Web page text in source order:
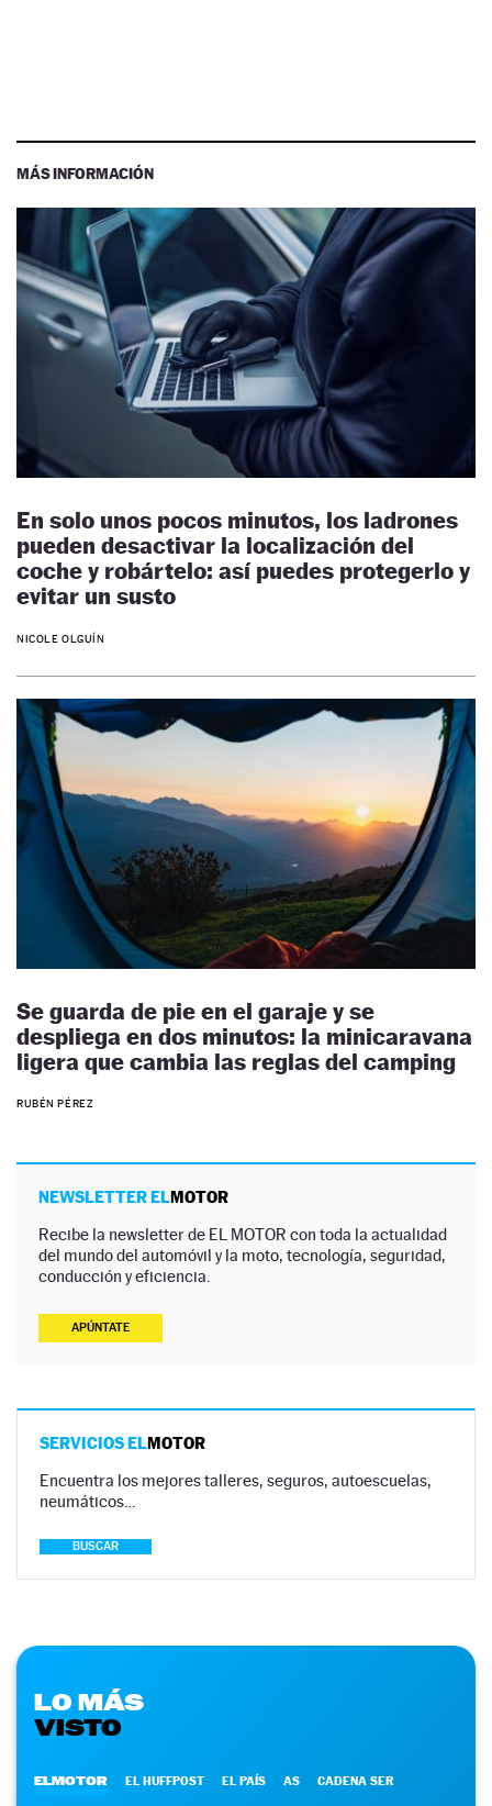
MÁS INFORMACIÓN
En solo unos pocos minutos, los ladrones
pueden desactivar la localización del
coche y robártelo: así puedes protegerlo y
evitar un susto
NICOLE OLGUÍN
Se guarda de pie en el garaje y se
despliega en dos minutos: la minicaravana
ligera que cambia las reglas del camping
RUBÉN PÉREZ
NEWSLETTER ELMOTOR
Recibe la newsletter de EL MOTOR con toda la actualidad
del mundo del automóvil y la moto, tecnología, seguridad,
conducción y eficiencia.
APÚNTATE
SERVICIOS ELMOTOR
Encuentra los mejores talleres, seguros, autoescuelas,
neumáticos…
BUSCAR
LO MÁS
VISTO
ELMOTOR EL HUFFPOST EL PAÍS AS CADENA SER